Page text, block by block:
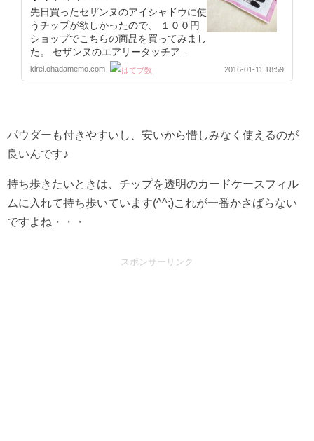
先日買ったセザンヌのアイシャドウに使
うチップが欲しかったので、 １００円
ショップでこちらの商品を買ってみまし
た。 セザンヌのエアリータッチア...
kirei.ohadamemo.com 2016-01-11 18:59
パウダーも付きやすいし、安いから惜しみなく使えるのが
良いんです♪
持ち歩きたいときは、チップを透明のカードケースフィル
ムに入れて持ち歩いています(^^;)これが一番かさばらない
ですよね・・・
スポンサーリンク